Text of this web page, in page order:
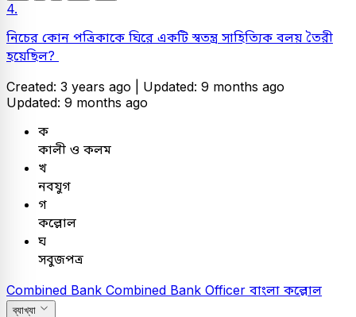
4.
নিচের কোন পত্রিকাকে ঘিরে একটি স্বতন্ত্র সাহিত্যিক বলয় তৈরী
হয়েছিল?
Created: 3 years ago | Updated: 9 months ago
Updated: 9 months ago
ক
কালী ও কলম
খ
নবযুগ
গ
কল্লোল
ঘ
সবুজপত্র
Combined Bank Combined Bank Officer বাংলা কল্লোল
ব্যাখ্যা